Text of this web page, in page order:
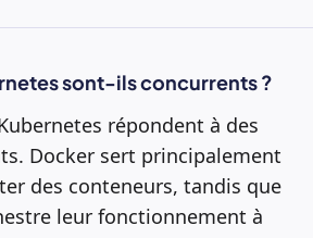
sont-ils concurrents ?
répondent à des
Docker sert principalement
des conteneurs, tandis que
leur fonctionnement à